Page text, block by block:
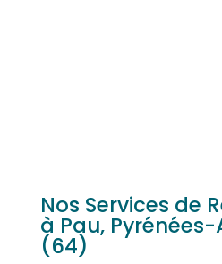
Nos Services de
à Pau,
(64)